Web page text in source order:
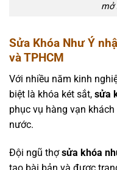
mở
Sửa Khóa Như Ý
và TPHCM
Với nhiều năm kinh
biệt là khóa két sắt, sửa
phục vụ hàng vạn
nước.
Đội ngũ thợsửa khóa